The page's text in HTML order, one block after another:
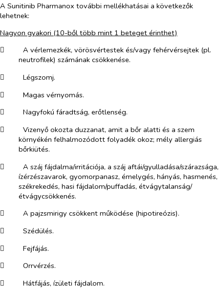
A Sunitinib Pharmanox további mellékhatásai a következők
lehetnek:
Nagyon gyakori (10-ből több mint 1 beteget érinthet)
​
A vérlemezkék, vörösvértestek és/vagy fehérvérsejtek (pl.
neutrofilek) számának csökkenése.
​
Légszomj.
​
Magas vérnyomás.
​
Nagyfokú fáradtság, erőtlenség.
​
Vizenyő okozta duzzanat, amit a bőr alatti és a szem
környékén felhalmozódott folyadék okoz; mély allergiás
bőrkiütés.
​
A száj fájdalma/irritációja, a száj aftái/gyulladása/szárazsága,
ízérzészavarok, gyomorpanasz, émelygés, hányás, hasmenés,
székrekedés, hasi fájdalom/puffadás, étvágytalanság/
étvágycsökkenés.
​
A pajzsmirigy csökkent működése (hipotireózis).
​
Szédülés.
​
Fejfájás.
​
Orrvérzés.
​
Hátfájás, ízületi fájdalom.